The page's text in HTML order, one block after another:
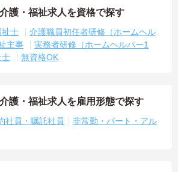
護・福祉求人を資格で探す
祉士
介護職員初任者研修（ホームヘル
主事
実務者研修（ホームヘルパー1
士 無資格OK
護・福祉求人を雇用形態で探す
社員・嘱託社員
非常勤・パート・アル